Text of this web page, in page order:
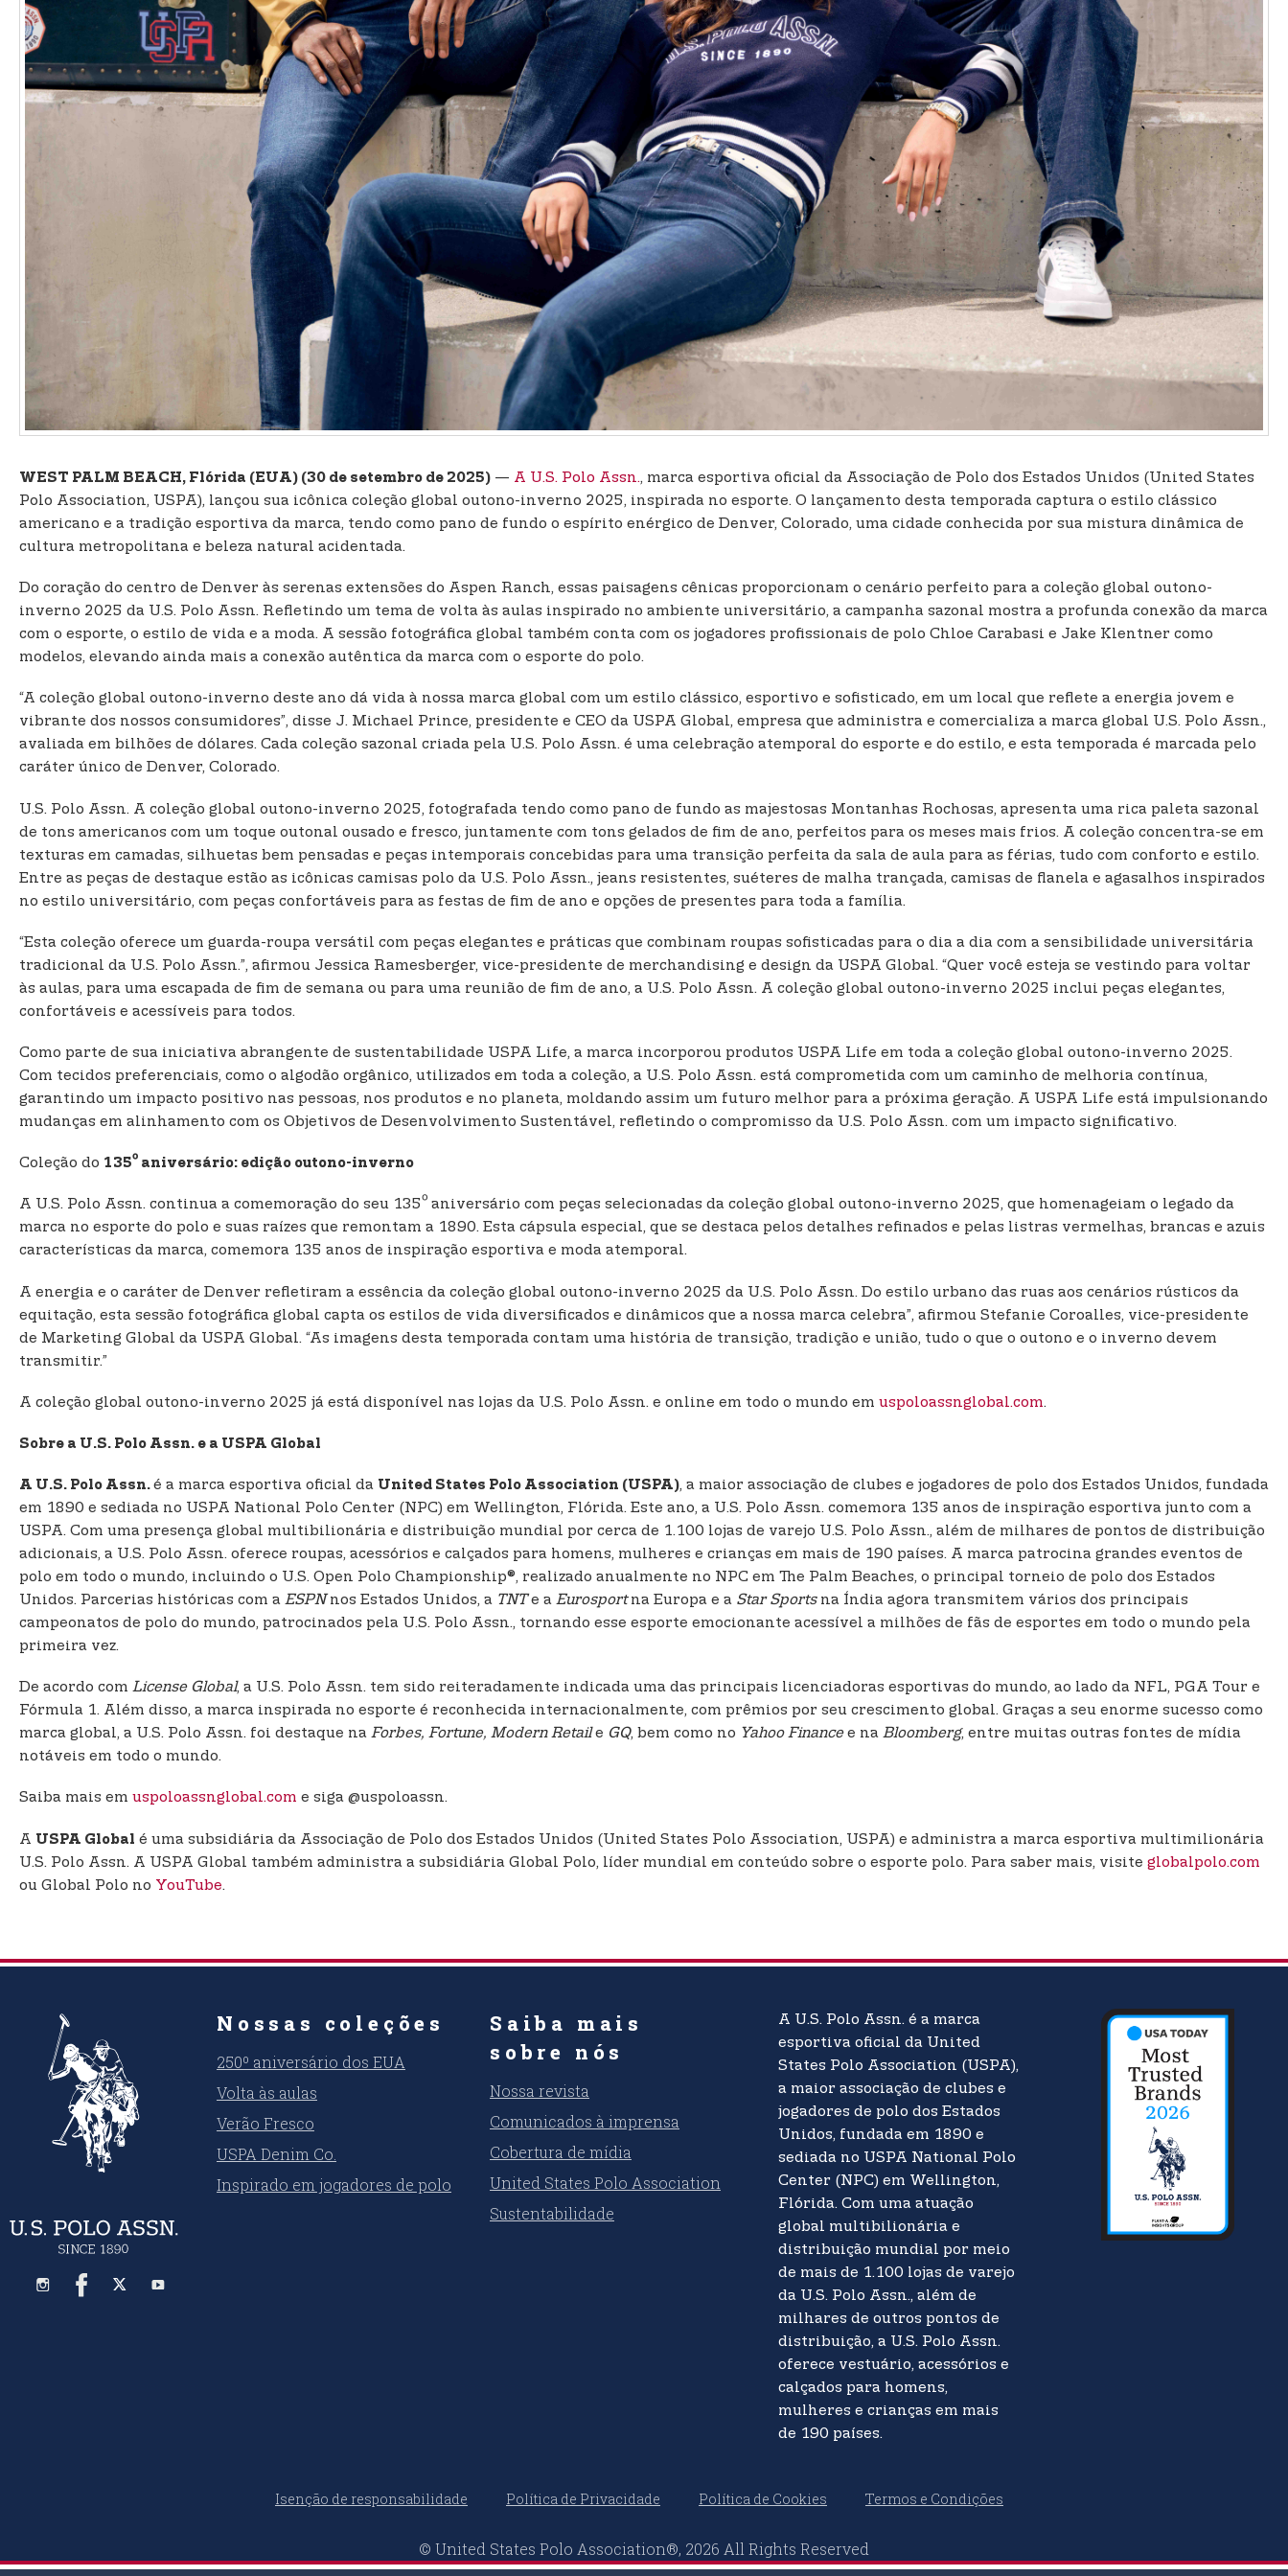
WEST PALM BEACH, Flórida (EUA) (30 de setembro de 2025) — A U.S. Polo Assn., marca esportiva oficial da Associação de Polo dos Estados Unidos (United States
Polo Association, USPA), lançou sua icônica coleção global outono-inverno 2025, inspirada no esporte. O lançamento desta temporada captura o estilo clássico
americano e a tradição esportiva da marca, tendo como pano de fundo o espírito enérgico de Denver, Colorado, uma cidade conhecida por sua mistura dinâmica de
cultura metropolitana e beleza natural acidentada.
Do coração do centro de Denver às serenas extensões do Aspen Ranch, essas paisagens cênicas proporcionam o cenário perfeito para a coleção global outono-
inverno 2025 da U.S. Polo Assn. Refletindo um tema de volta às aulas inspirado no ambiente universitário, a campanha sazonal mostra a profunda conexão da marca
com o esporte, o estilo de vida e a moda. A sessão fotográfica global também conta com os jogadores profissionais de polo Chloe Carabasi e Jake Klentner como
modelos, elevando ainda mais a conexão autêntica da marca com o esporte do polo.
“A coleção global outono-inverno deste ano dá vida à nossa marca global com um estilo clássico, esportivo e sofisticado, em um local que reflete a energia jovem e
vibrante dos nossos consumidores”, disse J. Michael Prince, presidente e CEO da USPA Global, empresa que administra e comercializa a marca global U.S. Polo Assn.,
avaliada em bilhões de dólares. Cada coleção sazonal criada pela U.S. Polo Assn. é uma celebração atemporal do esporte e do estilo, e esta temporada é marcada pelo
caráter único de Denver, Colorado.
U.S. Polo Assn. A coleção global outono-inverno 2025, fotografada tendo como pano de fundo as majestosas Montanhas Rochosas, apresenta uma rica paleta sazonal
de tons americanos com um toque outonal ousado e fresco, juntamente com tons gelados de fim de ano, perfeitos para os meses mais frios. A coleção concentra-se em
texturas em camadas, silhuetas bem pensadas e peças intemporais concebidas para uma transição perfeita da sala de aula para as férias, tudo com conforto e estilo.
Entre as peças de destaque estão as icônicas camisas polo da U.S. Polo Assn., jeans resistentes, suéteres de malha trançada, camisas de flanela e agasalhos inspirados
no estilo universitário, com peças confortáveis para as festas de fim de ano e opções de presentes para toda a família.
“Esta coleção oferece um guarda-roupa versátil com peças elegantes e práticas que combinam roupas sofisticadas para o dia a dia com a sensibilidade universitária
tradicional da U.S. Polo Assn.”, afirmou Jessica Ramesberger, vice-presidente de merchandising e design da USPA Global. “Quer você esteja se vestindo para voltar
às aulas, para uma escapada de fim de semana ou para uma reunião de fim de ano, a U.S. Polo Assn. A coleção global outono-inverno 2025 inclui peças elegantes,
confortáveis e acessíveis para todos.
Como parte de sua iniciativa abrangente de sustentabilidade USPA Life, a marca incorporou produtos USPA Life em toda a coleção global outono-inverno 2025.
Com tecidos preferenciais, como o algodão orgânico, utilizados em toda a coleção, a U.S. Polo Assn. está comprometida com um caminho de melhoria contínua,
garantindo um impacto positivo nas pessoas, nos produtos e no planeta, moldando assim um futuro melhor para a próxima geração. A USPA Life está impulsionando
mudanças em alinhamento com os Objetivos de Desenvolvimento Sustentável, refletindo o compromisso da U.S. Polo Assn. com um impacto significativo.
Coleção do 135º aniversário: edição outono-inverno
A U.S. Polo Assn. continua a comemoração do seu 135º aniversário com peças selecionadas da coleção global outono-inverno 2025, que homenageiam o legado da
marca no esporte do polo e suas raízes que remontam a 1890. Esta cápsula especial, que se destaca pelos detalhes refinados e pelas listras vermelhas, brancas e azuis
características da marca, comemora 135 anos de inspiração esportiva e moda atemporal.
A energia e o caráter de Denver refletiram a essência da coleção global outono-inverno 2025 da U.S. Polo Assn. Do estilo urbano das ruas aos cenários rústicos da
equitação, esta sessão fotográfica global capta os estilos de vida diversificados e dinâmicos que a nossa marca celebra”, afirmou Stefanie Coroalles, vice-presidente
de Marketing Global da USPA Global. “As imagens desta temporada contam uma história de transição, tradição e união, tudo o que o outono e o inverno devem
transmitir.”
A coleção global outono-inverno 2025 já está disponível nas lojas da U.S. Polo Assn. e online em todo o mundo em uspoloassnglobal.com.
Sobre a U.S. Polo Assn. e a USPA Global
A U.S. Polo Assn.é a marca esportiva oficial da United States Polo Association (USPA), a maior associação de clubes e jogadores de polo dos Estados Unidos, fundada
em 1890 e sediada no USPA National Polo Center (NPC) em Wellington, Flórida. Este ano, a U.S. Polo Assn. comemora 135 anos de inspiração esportiva junto com a
USPA. Com uma presença global multibilionária e distribuição mundial por cerca de 1.100 lojas de varejo U.S. Polo Assn., além de milhares de pontos de distribuição
adicionais, a U.S. Polo Assn. oferece roupas, acessórios e calçados para homens, mulheres e crianças em mais de 190 países. A marca patrocina grandes eventos de
polo em todo o mundo, incluindo o U.S. Open Polo Championship®, realizado anualmente no NPC em The Palm Beaches, o principal torneio de polo dos Estados
Unidos. Parcerias históricas com a ESPNnos Estados Unidos, a TNTe a Eurosportna Europa e a Star Sportsna Índia agora transmitem vários dos principais
campeonatos de polo do mundo, patrocinados pela U.S. Polo Assn., tornando esse esporte emocionante acessível a milhões de fãs de esportes em todo o mundo pela
primeira vez.
De acordo com License Global, a U.S. Polo Assn. tem sido reiteradamente indicada uma das principais licenciadoras esportivas do mundo, ao lado da NFL, PGA Tour e
Fórmula 1. Além disso, a marca inspirada no esporte é reconhecida internacionalmente, com prêmios por seu crescimento global. Graças a seu enorme sucesso como
marca global, a U.S. Polo Assn. foi destaque na Forbes, Fortune, Modern Retaile GQ, bem como no Yahoo Financee na Bloomberg, entre muitas outras fontes de mídia
notáveis em todo o mundo.
Saiba mais em uspoloassnglobal.com e siga @uspoloassn.
A USPA Global é uma subsidiária da Associação de Polo dos Estados Unidos (United States Polo Association, USPA) e administra a marca esportiva multimilionária
U.S. Polo Assn. A USPA Global também administra a subsidiária Global Polo, líder mundial em conteúdo sobre o esporte polo. Para saber mais, visite globalpolo.com
ou Global Polo no YouTube.
Nossas coleções
250º aniversário dos EUA
Volta às aulas
Verão Fresco
USPA Denim Co.
Inspirado em jogadores de polo
Saiba mais
sobre nós
Nossa revista
Comunicados à imprensa
Cobertura de mídia
United States Polo Association
Sustentabilidade
A U.S. Polo Assn. é a marca
esportiva oficial da United
States Polo Association (USPA),
a maior associação de clubes e
jogadores de polo dos Estados
Unidos, fundada em 1890 e
sediada no USPA National Polo
Center (NPC) em Wellington,
Flórida. Com uma atuação
global multibilionária e
distribuição mundial por meio
de mais de 1.100 lojas de varejo
da U.S. Polo Assn., além de
milhares de outros pontos de
distribuição, a U.S. Polo Assn.
oferece vestuário, acessórios e
calçados para homens,
mulheres e crianças em mais
de 190 países.
Isenção de responsabilidade Política de Privacidade Política de Cookies Termos e Condições
© United States Polo Association®, 2026 All Rights Reserved